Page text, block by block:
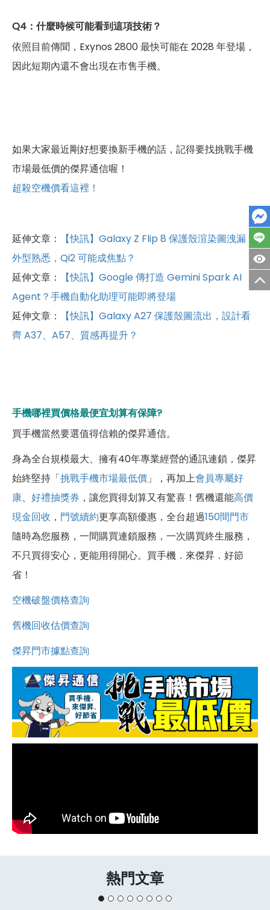
Q4：什麼時候可能看到這項技術？
依照目前傳聞，Exynos 2800 最快可能在 2028 年登場，
因此短期內還不會出現在市售手機。
如果大家最近剛好想要換新手機的話，記得要找挑戰手機
市場最低價的傑昇通信喔！
超殺空機價看這裡！
延伸文章：
【快訊】Galaxy Z Flip 8 保護殼渲染圖洩漏：
外型熟悉，Qi2 可能成焦點？
延伸文章：
【快訊】Google 傳打造 Gemini Spark AI
Agent？手機自動化助理可能即將登場
延伸文章：
【快訊】Galaxy A27 保護殼圖流出，設計看
齊 A37、A57、質感再提升？
手機哪裡買價格最便宜划算有保障?
買手機當然要選值得信賴的傑昇通信。
身為全台規模最大、擁有40年專業經營的通訊連鎖，傑昇
始終堅持「挑戰手機市場最低價 」，再加上會員專屬好
康、 好禮抽獎券 ，讓您買得划算又有驚喜！舊機還能高價
現金回收 ， 門號續約更享高額優惠，全台超過150間門市
隨時為您服務，一間購買連鎖服務，一次購買終生服務，
不只買得安心，更能用得開心。買手機．來傑昇．好節
省！
空機破盤價格查詢
舊機回收估價查詢
傑昇門市據點查詢
熱門文章